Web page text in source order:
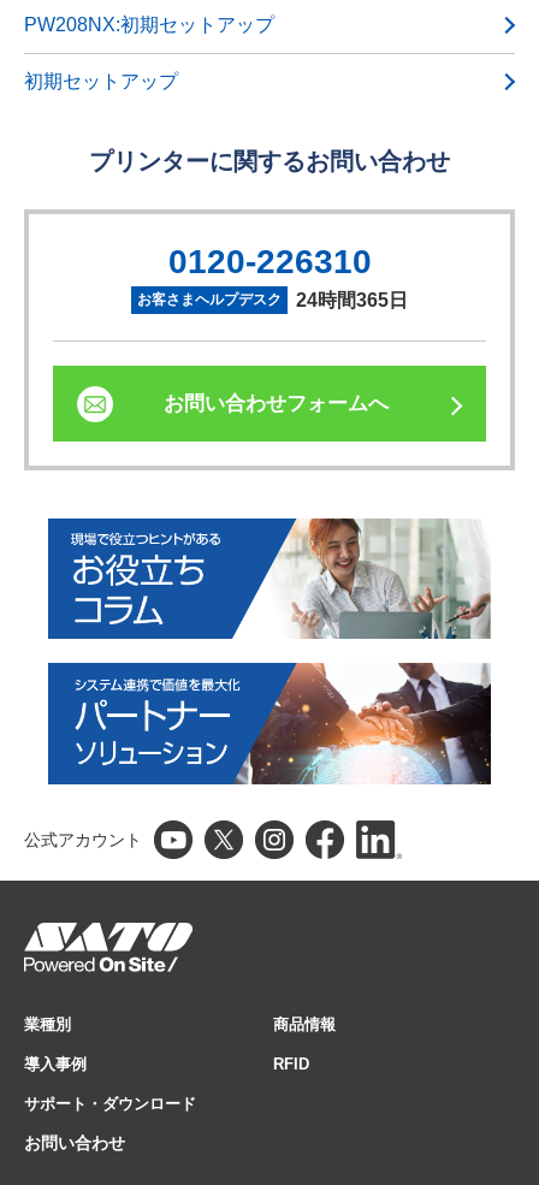
PW208NX:初期セットアップ
初期セットアップ
プリンターに関するお問い合わせ
0120-226310
お客さまヘルプデスク 24時間365日
お問い合わせフォームへ
公式アカウント
業種別 商品情報
導入事例 RFID
サポート・ダウンロード
お問い合わせ